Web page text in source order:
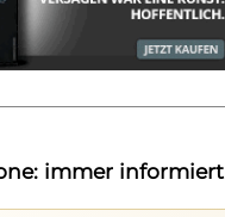
immer informiert